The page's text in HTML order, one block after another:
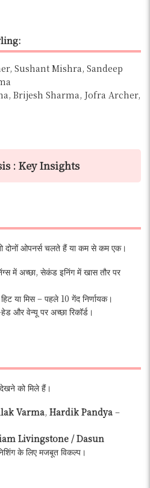
Sushant Mishra, Sandeep
Brijesh Sharma, Jofra Archer,
: Key Insights
दोनों ओपनर्स चलते हैं या कम से कम एक।
में अच्छा, सेकंड इनिंग में खास तौर पर
हिट या मिस – पहले 10 गेंद निर्णायक।
और वेन्यू पर अच्छा रिकॉर्ड।
को मिले हैं।
Varma, Hardik Pandya –
Livingstone / Dasun
के लिए मजबूत विकल्प।